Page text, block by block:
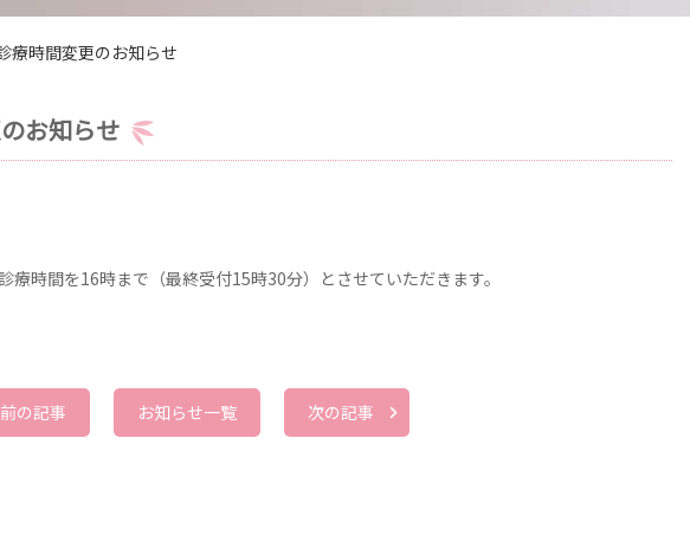
療時間変更のお知らせ
お知らせ
時間を16時まで（最終受付15時30分）とさせていただきます。
前の記事 お知らせ一覧 次の記事